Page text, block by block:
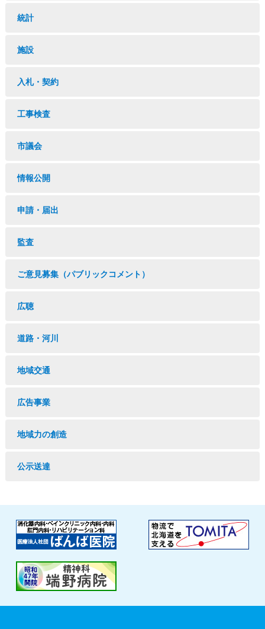
統計
施設
入札・契約
工事検査
市議会
情報公開
申請・届出
監査
ご意見募集（パブリックコメント）
広聴
道路・河川
地域交通
広告事業
地域力の創造
公示送達